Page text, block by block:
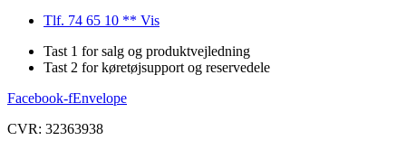
Tlf. 74 65 10 ** Vis
Tast 1 for salg og produktvejledning
Tast 2 for køretøjsupport og reservedele
Facebook-fEnvelope
CVR: 32363938